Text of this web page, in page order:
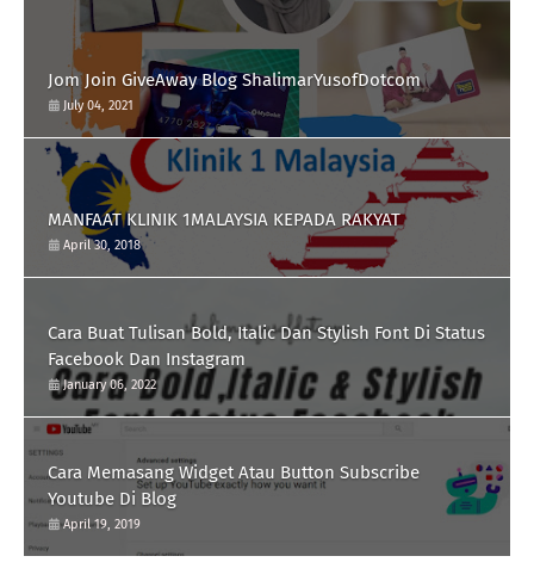
Jom Join GiveAway Blog ShalimarYusofDotcom
July 04, 2021
MANFAAT KLINIK 1MALAYSIA KEPADA RAKYAT
April 30, 2018
Cara Buat Tulisan Bold, Italic Dan Stylish Font Di Status
Facebook Dan Instagram
January 06, 2022
Cara Memasang Widget Atau Button Subscribe
Youtube Di Blog
April 19, 2019